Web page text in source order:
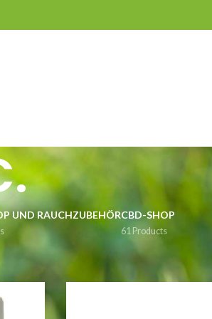
UND RAUCHZUBEHÖRCBD-SHOP
61 Products
Show